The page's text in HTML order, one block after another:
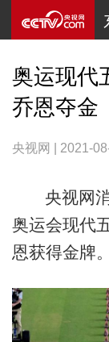
奥运现代
乔恩夺金
央视网 | 2021-
央视网
奥运会现代
恩获得金牌。